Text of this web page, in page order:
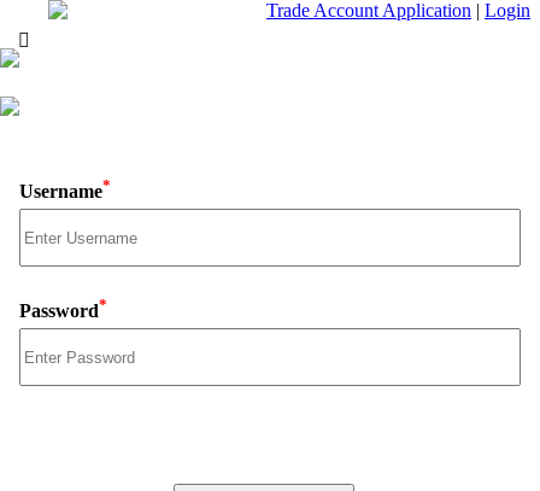
Trade Account Application | Login
Username*
Password*